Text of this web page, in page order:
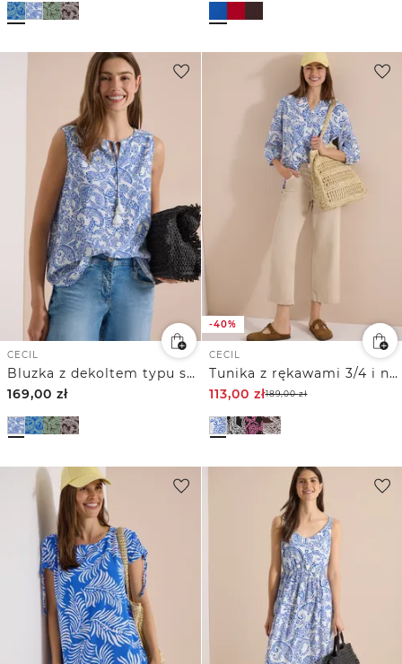
CECIL
Bluzka z dekoltem typu split neck i nadrukiem
169,00 zł
-40%
CECIL
Tunika z rękawami 3/4 i nadrukiem
113,00 zł189,00zł